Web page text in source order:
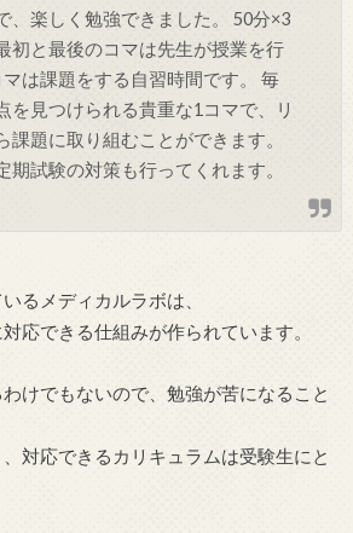
、楽しく勉強できました。 50分×3
初と最後のコマは先生が授業を行
は課題をする自習時間です。 毎
を見つけられる貴重な1コマで、リ
課題に取り組むことができます。
期試験の対策も行ってくれます。
るメディカルラボは、
応できる仕組みが作られています。
けでもないので、勉強が苦になること
対応できるカリキュラムは受験生にと